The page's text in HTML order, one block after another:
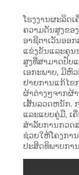
ໂຮງງານຜະລິດ
ຄວາມດັນສູງຂອ
ອາຊີຕາເວັນອອ
ແຂ່ງຂັນແລະຄຸ
ສູງທີ່ສາມາດປັບ
ເອກະພາບ, ມີຫົ
ຢາຍການແກ້ໄຂ
ຜ້າຕ່າງໆຈາກຜ້
ເສັ້ນລວດຫນັກ.
ແລະແບບຄູ່ມື, ເ
ສໍາລັບການກວດ
ຊ່ວຍໃຫ້ໂຄງກາ
ປະສິດທິພາບກາ